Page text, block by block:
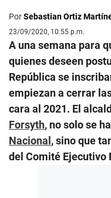
PorSebastian Ortiz
23/09/2020, 10:55 p.m.
A una semana para
quienes deseen
República se
empiezan a cerrar
cara al 2021. El
Forsyth, no solo se
Nacional , sino que
del Comité Ejecutivo